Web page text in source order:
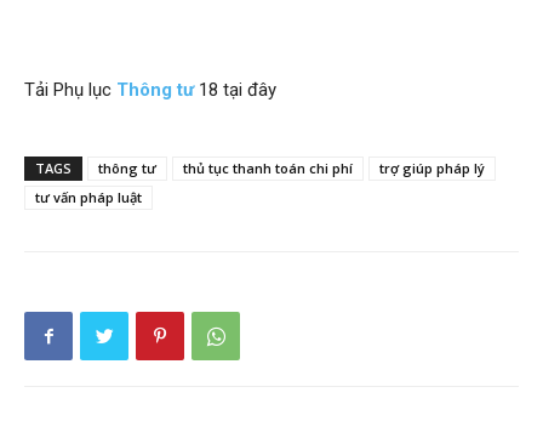
Tải Phụ lục Thông tư18 tại đây
TAGS thông tư thủ tục thanh toán chi phí
trợ giúp pháp lý
tư vấn pháp luật